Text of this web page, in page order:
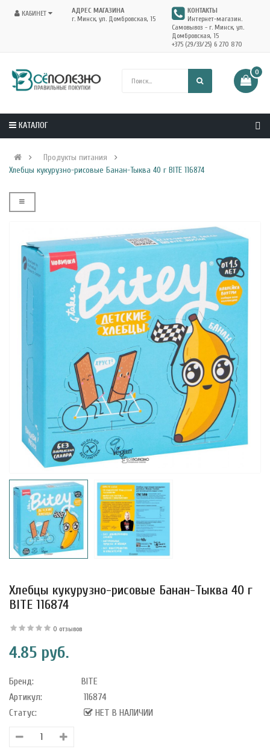
КАБИНЕТ
АДРЕС МАГАЗИНА
г. Минск, ул. Домбровская, 15
КОНТАКТЫ
Интернет-магазин.
Самовывоз - г. Минск, ул.
Домбровская, 15
+375 (29/33/25) 6 270 870
0
КАТАЛОГ
Продукты питания
Хлебцы кукурузно-рисовые Банан-Тыква 40 г BITE 116874
в
Хлебцы кукурузно-рисовые Банан-Тыква 40 г
BITE 116874
0 отзывов
4.85 руб.
Бренд:
BITE
Артикул:
116874
Статус:
НЕТ В НАЛИЧИИ